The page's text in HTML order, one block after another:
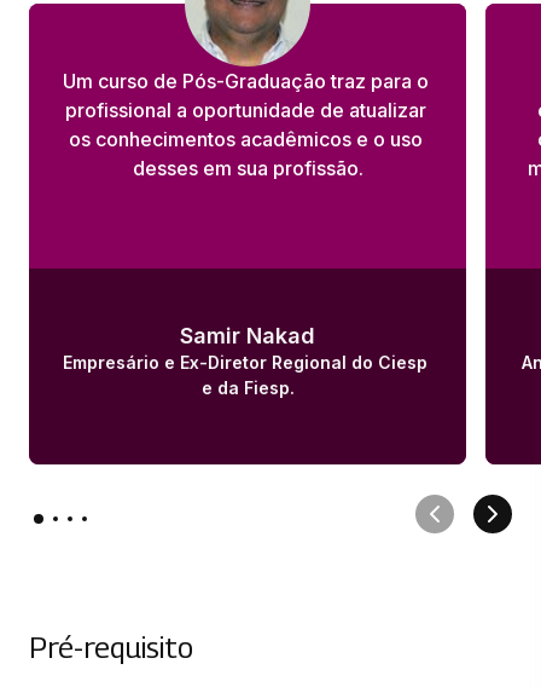
Um curso de Pós-Graduação traz para o
profissional a oportunidade de atualizar
os conhecimentos acadêmicos e o uso
desses em sua profissão.
Samir Nakad
Empresário e Ex-Diretor Regional do Ciesp
e da Fiesp.
Pré-requisito